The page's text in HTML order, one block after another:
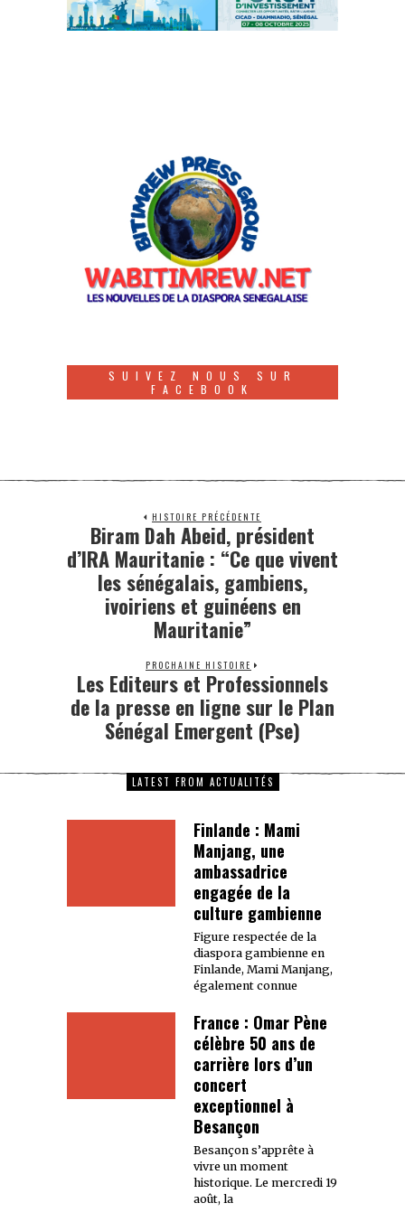
SUIVEZ NOUS SUR
FACEBOOK
HISTOIRE PRÉCÉDENTE
Biram Dah Abeid, président
d’IRA Mauritanie : “Ce que vivent
les sénégalais, gambiens,
ivoiriens et guinéens en
Mauritanie”
PROCHAINE HISTOIRE
Les Editeurs et Professionnels
de la presse en ligne sur le Plan
Sénégal Emergent (Pse)
LATEST FROM ACTUALITÉS
Finlande : Mami
Manjang, une
ambassadrice
engagée de la
culture gambienne
Figure respectée de la
diaspora gambienne en
Finlande, Mami Manjang,
également connue
France : Omar Pène
célèbre 50 ans de
carrière lors d’un
concert
exceptionnel à
Besançon
Besançon s’apprête à
vivre un moment
historique. Le mercredi 19
août, la